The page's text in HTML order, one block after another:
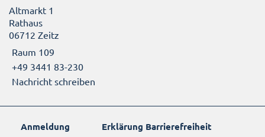
Altmarkt 1
Rathaus
06712 Zeitz
Raum 109
+49 3441 83-230
Nachricht schreiben
Anmeldung Erklärung Barrierefreiheit